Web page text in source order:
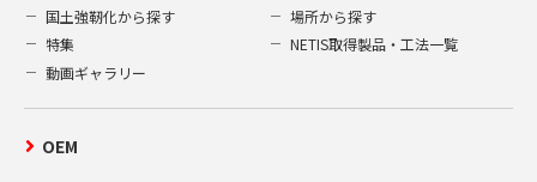
国土強靭化から探す
場所から探す
特集
NETIS取得製品・工法一覧
動画ギャラリー
OEM